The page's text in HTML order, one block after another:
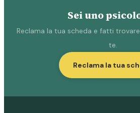
Sei uno
Reclama la tua scheda e fatti
te.
Reclama la tua